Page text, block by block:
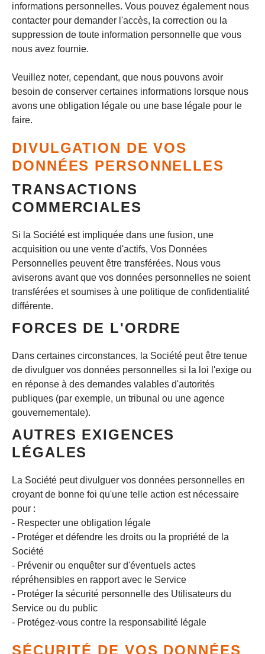
informations personnelles. Vous pouvez également nous
contacter pour demander l'accès, la correction ou la
suppression de toute information personnelle que vous
nous avez fournie.
Veuillez noter, cependant, que nous pouvons avoir
besoin de conserver certaines informations lorsque nous
avons une obligation légale ou une base légale pour le
faire.
DIVULGATION DE VOS
DONNÉES PERSONNELLES
TRANSACTIONS
COMMERCIALES
Si la Société est impliquée dans une fusion, une
acquisition ou une vente d'actifs, Vos Données
Personnelles peuvent être transférées. Nous vous
aviserons avant que vos données personnelles ne soient
transférées et soumises à une politique de confidentialité
différente.
FORCES DE L'ORDRE
Dans certaines circonstances, la Société peut être tenue
de divulguer vos données personnelles si la loi l'exige ou
en réponse à des demandes valables d'autorités
publiques (par exemple, un tribunal ou une agence
gouvernementale).
AUTRES EXIGENCES
LÉGALES
La Société peut divulguer vos données personnelles en
croyant de bonne foi qu'une telle action est nécessaire
pour :
- Respecter une obligation légale
- Protéger et défendre les droits ou la propriété de la
Société
- Prévenir ou enquêter sur d'éventuels actes
répréhensibles en rapport avec le Service
- Protéger la sécurité personnelle des Utilisateurs du
Service ou du public
- Protégez-vous contre la responsabilité légale
SÉCURITÉ DE VOS DONNÉES